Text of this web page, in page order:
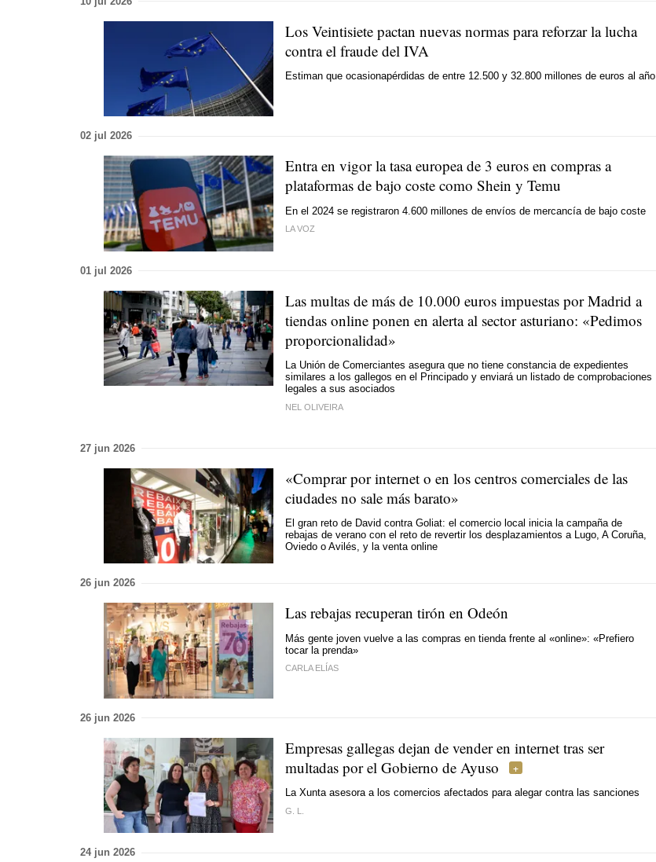
Los Veintisiete pactan nuevas normas para reforzar la lucha
contra el fraude del IVA
Estiman que ocasionapérdidas de entre 12.500 y 32.800 millones de euros al año
02 jul 2026
Entra en vigor la tasa europea de 3 euros en compras a
plataformas de bajo coste como Shein y Temu
En el 2024 se registraron 4.600 millones de envíos de mercancía de bajo coste
LA VOZ
01 jul 2026
Las multas de más de 10.000 euros impuestas por Madrid a
tiendas online ponen en alerta al sector asturiano: «Pedimos
proporcionalidad»
La Unión de Comerciantes asegura que no tiene constancia de expedientes
similares a los gallegos en el Principado y enviará un listado de comprobaciones
legales a sus asociados
NEL OLIVEIRA
27 jun 2026
«Comprar por internet o en los centros comerciales de las
ciudades no sale más barato»
El gran reto de David contra Goliat: el comercio local inicia la campaña de
rebajas de verano con el reto de revertir los desplazamientos a Lugo, A Coruña,
Oviedo o Avilés, y la venta online
26 jun 2026
Las rebajas recuperan tirón en Odeón
Más gente joven vuelve a las compras en tienda frente al «online»: «Prefiero
tocar la prenda»
CARLA ELÍAS
26 jun 2026
Empresas gallegas dejan de vender en internet tras ser
multadas por el Gobierno de Ayuso
La Xunta asesora a los comercios afectados para alegar contra las sanciones
G. L.
24 jun 2026